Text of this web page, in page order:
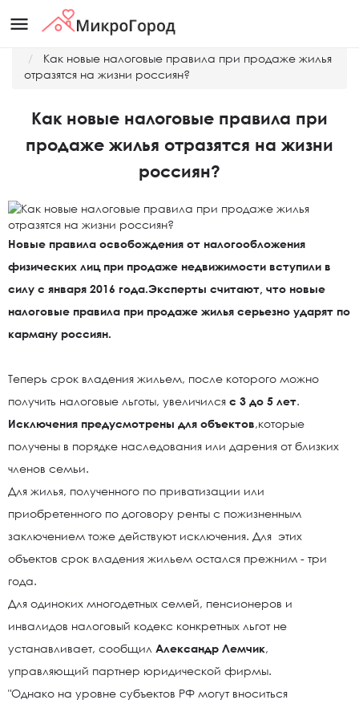
menu
Как новые налоговые правила при продаже жилья
отразятся на жизни россиян?
Как новые налоговые правила при
продаже жилья отразятся на жизни
россиян?
Новые правила освобождения от налогообложения
физических лиц при продаже недвижимости вступили в
силу с января 2016 года.Эксперты считают, что новые
налоговые правила при продаже жилья серьезно ударят по
карману россиян.
Теперь срок владения жильем, после которого можно
получить налоговые льготы, увеличился с 3 до 5 лет.
Исключения предусмотрены для объектов,которые
получены в порядке наследования или дарения от близких
членов семьи.
Для жилья, полученного по приватизации или
приобретенного по договору ренты с пожизненным
заключением тоже действуют исключения. Для этих
объектов срок владения жильем остался прежним - три
года.
Для одиноких многодетных семей, пенсионеров и
инвалидов налоговый кодекс конкретных льгот не
устанавливает, сообщил Александр Лемчик,
управляющий партнер юридической фирмы.
"Однако на уровне субъектов РФ могут вноситься